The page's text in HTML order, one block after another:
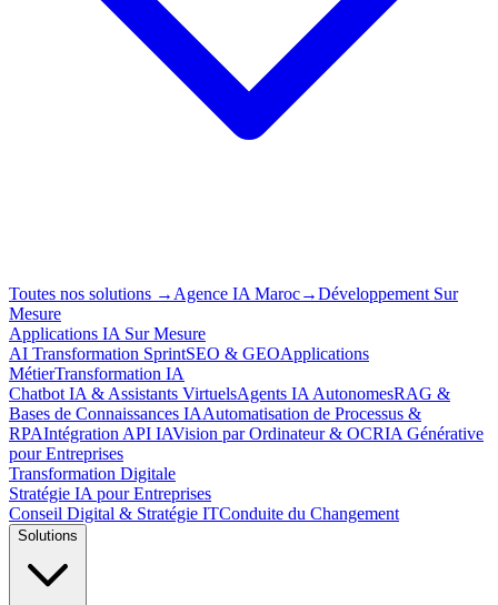
Toutes nos solutions → Agence IA Maroc→Développement Sur
Mesure
Applications IA Sur Mesure
AI Transformation SprintSEO & GEOApplications
MétierTransformation IA
Chatbot IA & Assistants VirtuelsAgents IA AutonomesRAG &
Bases de Connaissances IAAutomatisation de Processus &
RPAIntégration API IAVision par Ordinateur & OCRIA Générative
pour Entreprises
Transformation Digitale
Stratégie IA pour Entreprises
Conseil Digital & Stratégie ITConduite du Changement
Solutions